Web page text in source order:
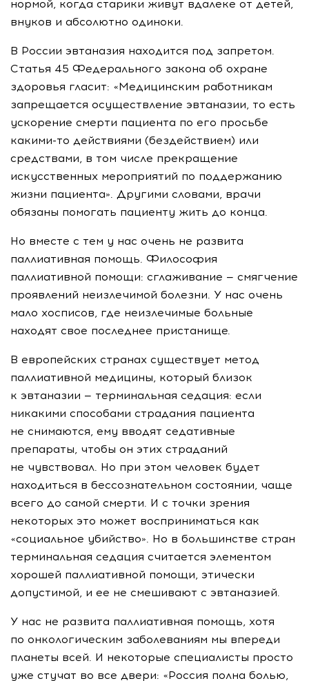
нормой, когда старики живут вдалеке от детей,
внуков и абсолютно одиноки.
В России эвтаназия находится под запретом.
Статья 45 Федерального закона об охране
здоровья гласит: «Медицинским работникам
запрещается осуществление эвтаназии, то есть
ускорение смерти пациента по его просьбе
какими-то действиями (бездействием) или
средствами, в том числе прекращение
искусственных мероприятий по поддержанию
жизни пациента». Другими словами, врачи
обязаны помогать пациенту жить до конца.
Но вместе с тем у нас очень не развита
паллиативная помощь. Философия
паллиативной помощи: сглаживание — смягчение
проявлений неизлечимой болезни. У нас очень
мало хосписов, где неизлечимые больные
находят свое последнее пристанище.
В европейских странах существует метод
паллиативной медицины, который близок
к эвтаназии — терминальная седация: если
никакими способами страдания пациента
не снимаются, ему вводят седативные
препараты, чтобы он этих страданий
не чувствовал. Но при этом человек будет
находиться в бессознательном состоянии, чаще
всего до самой смерти. И с точки зрения
некоторых это может восприниматься как
«социальное убийство». Но в большинстве стран
терминальная седация считается элементом
хорошей паллиативной помощи, этически
допустимой, и ее не смешивают с эвтаназией.
У нас не развита паллиативная помощь, хотя
по онкологическим заболеваниям мы впереди
планеты всей. И некоторые специалисты просто
уже стучат во все двери: «Россия полна болью,